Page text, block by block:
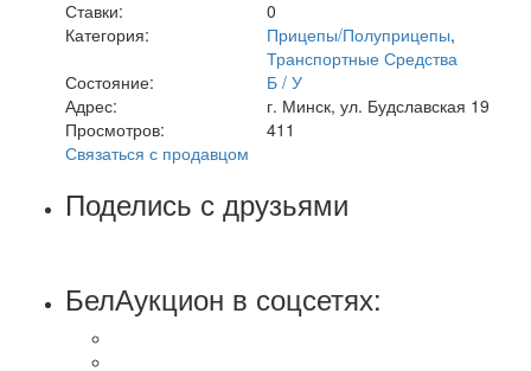
Ставки:
0
Категория:
Прицепы/Полуприцепы,
Транспортные Средства
Состояние:
Б / У
Адрес:
г. Минск, ул. Будславская 19
Просмотров:
411
Связаться с продавцом
Поделись с друзьями
БелАукцион в соцсетях: